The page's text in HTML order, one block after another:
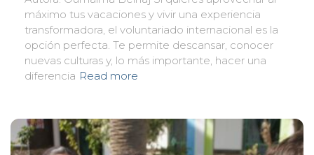
máximo tus vacaciones y vivir una experiencia
transformadora, el voluntariado internacional es la
opción perfecta. Te permite descansar, conocer
nuevas culturas y, lo más importante, hacer una
diferencia Read more